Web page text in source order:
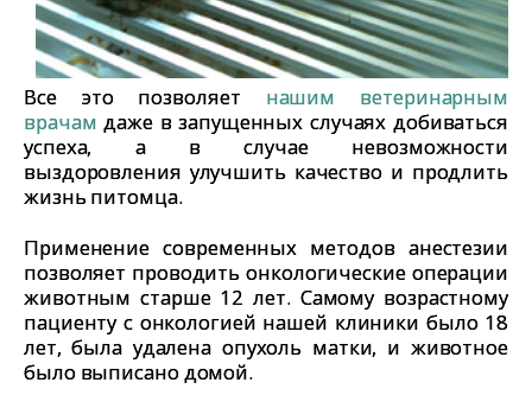
Все это позволяет нашим ветеринарным
врачам даже в запущенных случаях добиваться
успеха, а в случае невозможности
выздоровления улучшить качество и продлить
жизнь питомца.
Применение современных методов анестезии
позволяет проводить онкологические операции
животным старше 12 лет. Самому возрастному
пациенту с онкологией нашей клиники было 18
лет, была удалена опухоль матки, и животное
было выписано домой.